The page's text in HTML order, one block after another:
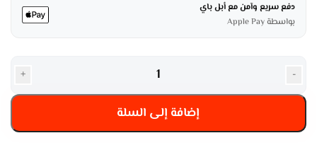
دفع سريع وآمن مع أبل باي
بواسطة Apple Pay
-
+
إضافة إلى السلة